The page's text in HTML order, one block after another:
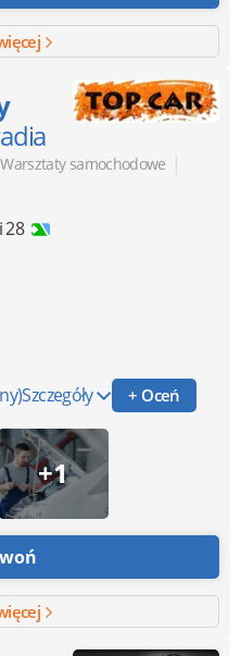
Warsztaty samochodowe |
28
Szczegóły + Oceń
+1